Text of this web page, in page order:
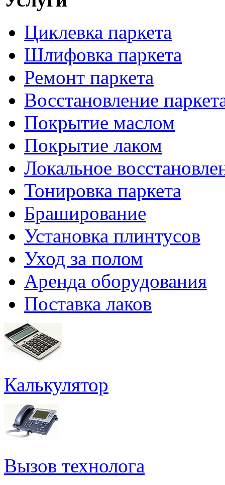
Циклевка паркета
Шлифовка паркета
Ремонт паркета
Восстановление
Покрытие маслом
Покрытие лаком
Локальное
Тонировка паркета
Браширование
Установка плинтусов
Уход за полом
Аренда оборудования
Поставка лаков
Калькулятор
Вызов технолога